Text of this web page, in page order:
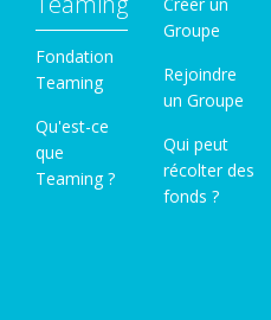
Fondation
Teaming
Qu'est-ce
que
Teaming ?
Groupe
Rejoindre
un Groupe
Qui peut
récolter des
fonds ?